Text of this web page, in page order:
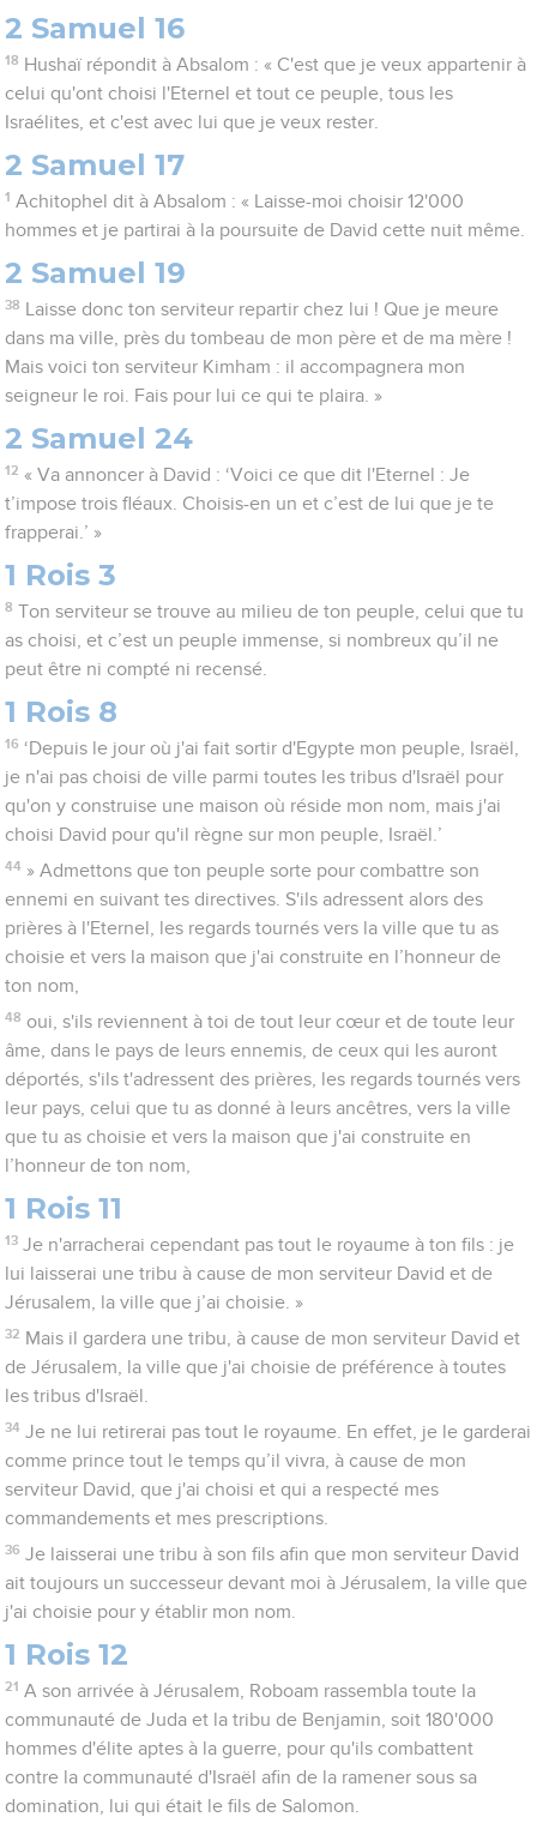
2 Samuel 16
18 Hushaï répondit à Absalom : « C'est que je veux appartenir à
celui qu'ont choisi l'Eternel et tout ce peuple, tous les
Israélites, et c'est avec lui que je veux rester.
2 Samuel 17
1 Achitophel dit à Absalom : « Laisse-moi choisir 12'000
hommes et je partirai à la poursuite de David cette nuit même.
2 Samuel 19
38
Laisse donc ton serviteur repartir chez lui ! Que je meure
dans ma ville, près du tombeau de mon père et de ma mère !
Mais voici ton serviteur Kimham : il accompagnera mon
seigneur le roi. Fais pour lui ce qui te plaira. »
2 Samuel 24
12 « Va annoncer à David : ‘Voici ce que dit l'Eternel : Je
t’impose trois fléaux. Choisis-en un et c’est de lui que je te
frapperai.’ »
1 Rois 3
8 Ton serviteur se trouve au milieu de ton peuple, celui que tu
as choisi, et c’est un peuple immense, si nombreux qu’il ne
peut être ni compté ni recensé.
1 Rois 8
16 ‘Depuis le jour où j'ai fait sortir d'Egypte mon peuple, Israël,
je n'ai pas choisi de ville parmi toutes les tribus d'Israël pour
qu'on y construise une maison où réside mon nom, mais j'ai
choisi David pour qu'il règne sur mon peuple, Israël.’
44 » Admettons que ton peuple sorte pour combattre son
ennemi en suivant tes directives. S'ils adressent alors des
prières à l'Eternel, les regards tournés vers la ville que tu as
choisie et vers la maison que j'ai construite en l’honneur de
ton nom,
48 oui, s'ils reviennent à toi de tout leur cœur et de toute leur
âme, dans le pays de leurs ennemis, de ceux qui les auront
déportés, s'ils t'adressent des prières, les regards tournés vers
leur pays, celui que tu as donné à leurs ancêtres, vers la ville
que tu as choisie et vers la maison que j'ai construite en
l’honneur de ton nom,
1 Rois 11
13 Je n'arracherai cependant pas tout le royaume à ton fils : je
lui laisserai une tribu à cause de mon serviteur David et de
Jérusalem, la ville que j’ai choisie. »
32 Mais il gardera une tribu, à cause de mon serviteur David et
de Jérusalem, la ville que j'ai choisie de préférence à toutes
les tribus d'Israël.
34 Je ne lui retirerai pas tout le royaume. En effet, je le garderai
comme prince tout le temps qu’il vivra, à cause de mon
serviteur David, que j'ai choisi et qui a respecté mes
commandements et mes prescriptions.
36 Je laisserai une tribu à son fils afin que mon serviteur David
ait toujours un successeur devant moi à Jérusalem, la ville que
j'ai choisie pour y établir mon nom.
1 Rois 12
21 A son arrivée à Jérusalem, Roboam rassembla toute la
communauté de Juda et la tribu de Benjamin, soit 180'000
hommes d'élite aptes à la guerre, pour qu'ils combattent
contre la communauté d'Israël afin de la ramener sous sa
domination, lui qui était le fils de Salomon.